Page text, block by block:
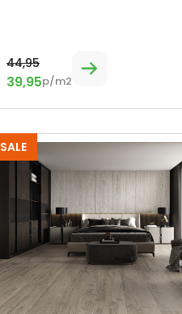
44,95
39,95p/m2
SALE